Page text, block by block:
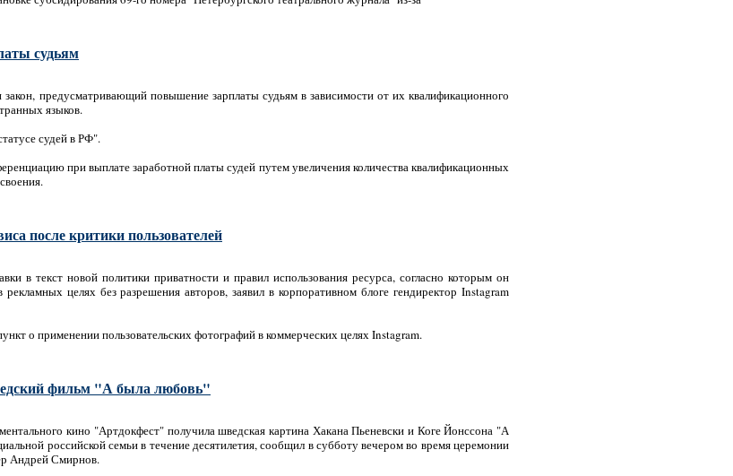
судьям
предусматривающий повышение зарплаты судьям в зависимости от их квалификационного
языков.
судей в РФ".
при выплате заработной платы судей путем увеличения количества квалификационных
после критики пользователей
в текст новой политики приватности и правил использования ресурса, согласно которым он
целях без разрешения авторов, заявил в корпоративном блоге гендиректор Instagram
о применении пользовательских фотографий в коммерческих целях Instagram.
фильм "А была любовь"
кино "Артдокфест" получила шведская картина Хакана Пьеневски и Коге Йонссона "А
российской семьи в течение десятилетия, сообщил в субботу вечером во время церемонии
Андрей Смирнов.